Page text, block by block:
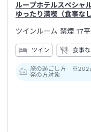
ループホテルスペシャ
ゆったり満喫（食事なし
ツインルーム 禁煙 17
ツイン 食事
旅の過ごし方 ※2027
発の方対象